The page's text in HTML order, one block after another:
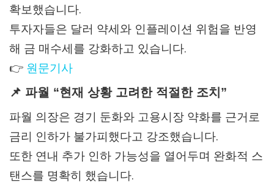
확보했습니다.
투자자들은 달러 약세와 인플레이션 위험을 반영
해 금 매수세를 강화하고 있습니다.
👉 원문기사
📌 파월 “현재 상황 고려한 적절한 조치”
파월 의장은 경기 둔화와 고용시장 약화를 근거로
금리 인하가 불가피했다고 강조했습니다.
또한 연내 추가 인하 가능성을 열어두며 완화적 스
탠스를 명확히 했습니다.